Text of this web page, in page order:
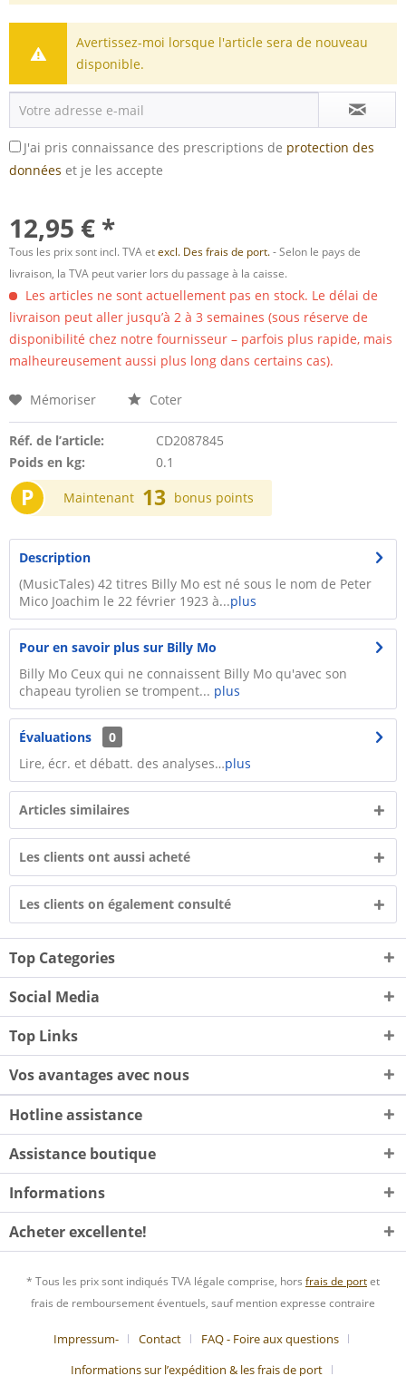
Avertissez-moi lorsque l'article sera de nouveau
disponible.
J'ai pris connaissance des prescriptions de protection des
données et je les accepte
12,95 € *
Tous les prix sont incl. TVA etexcl. Des frais de port.- Selon le pays de
livraison, la TVA peut varier lors du passage à la caisse.
Les articles ne sont actuellement pas en stock. Le délai de
livraison peut aller jusqu’à 2 à 3 semaines (sous réserve de
disponibilité chez notre fournisseur – parfois plus rapide, mais
malheureusement aussi plus long dans certains cas).
Mémoriser Coter
Réf. de l’article:
CD2087845
Poids en kg:
0.1
P Maintenant 13 bonus points
Description
(MusicTales) 42 titres Billy Mo est né sous le nom de Peter
Mico Joachim le 22 février 1923 à...plus
Pour en savoir plus sur Billy Mo
Billy Mo Ceux qui ne connaissent Billy Mo qu'avec son
chapeau tyrolien se trompent... plus
Évaluations
0
Lire, écr. et débatt. des analyses…plus
Articles similaires
Les clients ont aussi acheté
Les clients on également consulté
Top Categories
Social Media
Top Links
Vos avantages avec nous
Hotline assistance
Assistance boutique
Informations
Acheter excellente!
* Tous les prix sont indiqués TVA légale comprise, hors frais de portet
frais de remboursement éventuels, sauf mention expresse contraire
Impressum- Contact
FAQ - Foire aux questions
Informations sur l’expédition & les frais de port